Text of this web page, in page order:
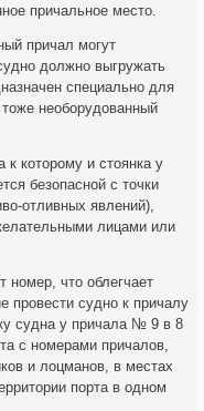
причальное место.
причал могут
должно выгружать
специально для
необорудованный
которому и стоянка у
безопасной с точки
отливных явлений),
лицами или
номер, что облегчает
провести судно к причалу
судна у причала № 9 в 8
с номерами причалов,
и лоцманов, в местах
порта в одном